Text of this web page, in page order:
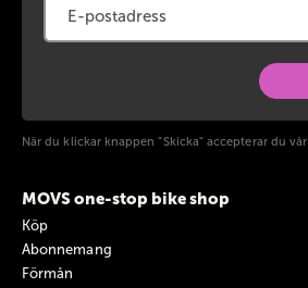
När du klickar knappen "Skicka" accepterar du vår
MOVS one-stop bike shop
Köp
Abonnemang
Förmån